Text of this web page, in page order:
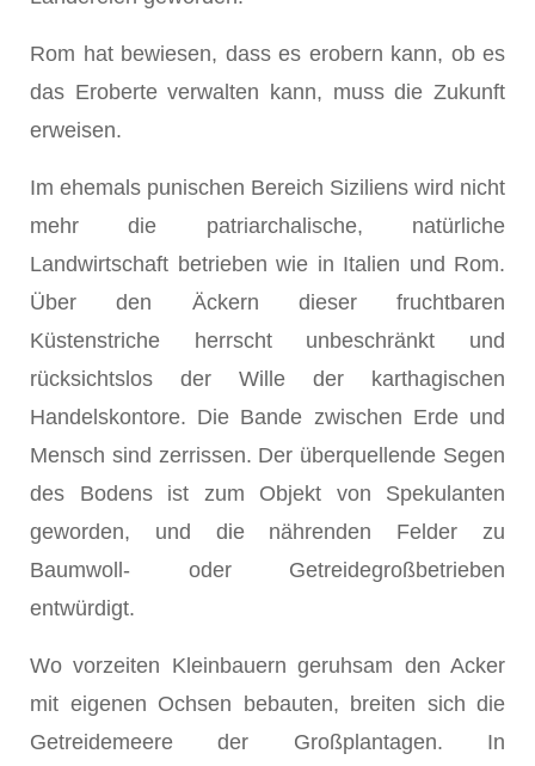
Rom hat bewiesen, dass es erobern kann, ob es
das Eroberte verwalten kann, muss die Zukunft
erweisen.
Im ehemals punischen Bereich Siziliens wird nicht
mehr die patriarchalische, natürliche
Landwirtschaft betrieben wie in Italien und Rom.
Über den Äckern dieser fruchtbaren
Küstenstriche herrscht unbeschränkt und
rücksichtslos der Wille der karthagischen
Handelskontore. Die Bande zwischen Erde und
Mensch sind zerrissen. Der überquellende Segen
des Bodens ist zum Objekt von Spekulanten
geworden, und die nährenden Felder zu
Baumwoll- oder Getreidegroßbetrieben
entwürdigt.
Wo vorzeiten Kleinbauern geruhsam den Acker
mit eigenen Ochsen bebauten, breiten sich die
Getreidemeere der Großplantagen. In